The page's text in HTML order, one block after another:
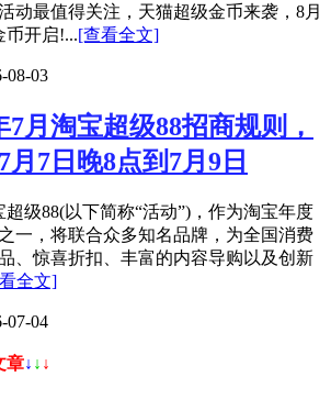
动最值得关注，天猫超级金币来袭，8月
币开启!...[查看全文]
08-03
7月淘宝超级88招商规则，
月7日晚8点到7月9日
超级88(以下简称“活动”)，作为淘宝年度
一，将联合众多知名品牌，为全国消费
、惊喜折扣、丰富的内容导购以及创新
全文]
07-04
章↓ ↓ ↓